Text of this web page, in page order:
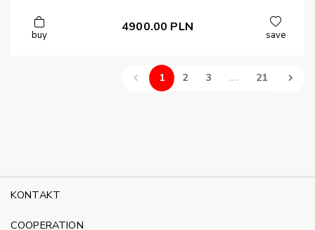
buy
4900.00 PLN
save
1 2 3 ... 21
KONTAKT
COOPERATION